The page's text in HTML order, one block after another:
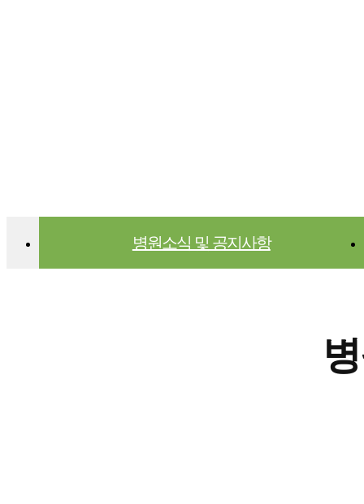
병원소식 및 공지사항